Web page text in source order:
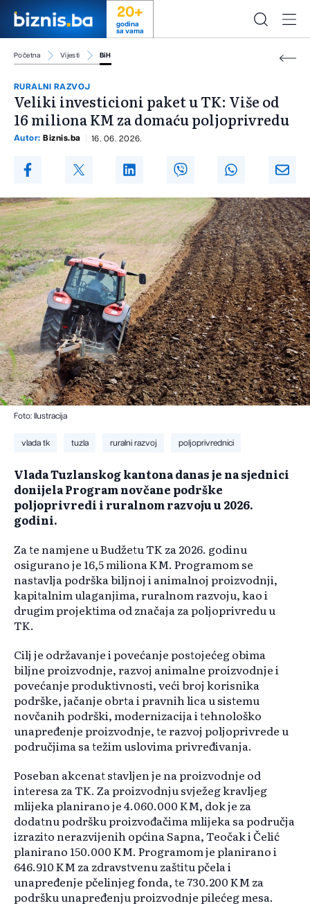
20+
godina
sa vama
Početna Vijesti BiH
RURALNI RAZVOJ
Veliki investicioni paket u TK: Više od
16 miliona KM za domaću poljoprivredu
Autor: Biznis.ba 16. 06. 2026.
Foto: Ilustracija
vlada tk tuzla ruralni razvoj poljoprivrednici
Vlada Tuzlanskog kantona danas je na sjednici
donijela Program novčane podrške
poljoprivredi i ruralnom razvoju u 2026.
godini.
Za te namjene u Budžetu TK za 2026. godinu
osigurano je 16,5 miliona KM. Programom se
nastavlja podrška biljnoj i animalnoj proizvodnji,
kapitalnim ulaganjima, ruralnom razvoju, kao i
drugim projektima od značaja za poljoprivredu u
TK.
Cilj je održavanje i povećanje postojećeg obima
biljne proizvodnje, razvoj animalne proizvodnje i
povećanje produktivnosti, veći broj korisnika
podrške, jačanje obrta i pravnih lica u sistemu
novčanih podrški, modernizacija i tehnološko
unapređenje proizvodnje, te razvoj poljoprivrede u
područjima sa težim uslovima privređivanja.
Poseban akcenat stavljen je na proizvodnje od
interesa za TK. Za proizvodnju svježeg kravljeg
mlijeka planirano je 4.060.000 KM, dok je za
dodatnu podršku proizvođačima mlijeka sa područja
izrazito nerazvijenih općina Sapna, Teočak i Čelić
planirano 150.000 KM. Programom je planirano i
646.910 KM za zdravstvenu zaštitu pčela i
unapređenje pčelinjeg fonda, te 730.200 KM za
podršku unapređenju proizvodnje pilećeg mesa.